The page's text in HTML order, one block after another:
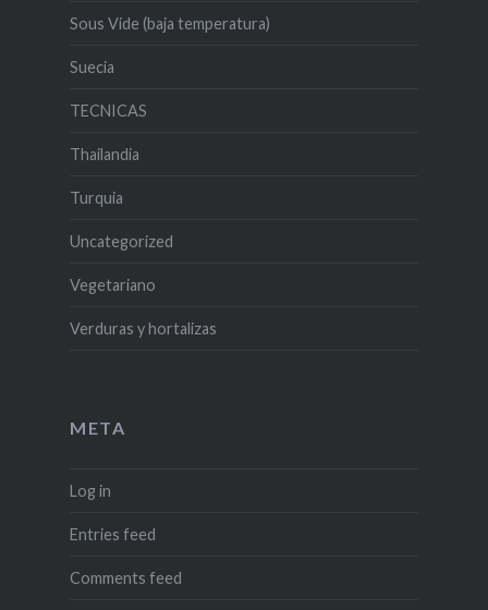
Sous Vide (baja temperatura)
Suecia
TECNICAS
Thailandia
Turquia
Uncategorized
Vegetariano
Verduras y hortalizas
META
Log in
Entries feed
Comments feed